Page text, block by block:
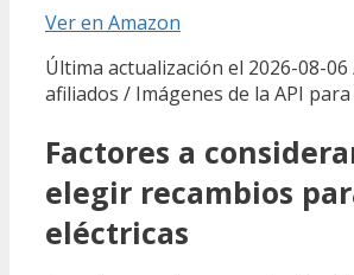
Ver en Amazon
Última actualización el 2026-08-06
afiliados / Imágenes de la API
Factores a
elegir recambios
eléctricas